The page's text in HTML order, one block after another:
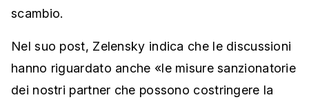
scambio.
Nel suo post, Zelensky indica che le discussioni
hanno riguardato anche «le misure sanzionatorie
dei nostri partner che possono costringere la